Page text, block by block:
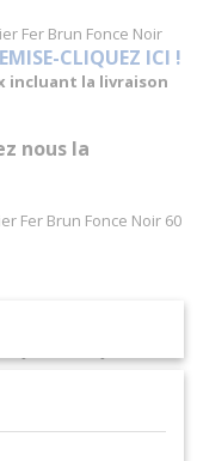
Fer Brun Fonce Noir
CLIQUEZ ICI !
incluant la livraison
nous la
Fer Brun Fonce Noir 60